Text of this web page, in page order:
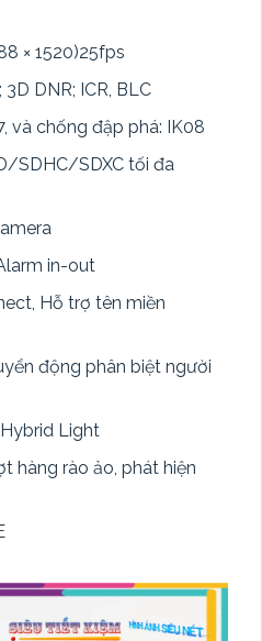
× 1520)25fps
DNR; ICR, BLC
và chống đập phá: IK08
SDHC/SDXC tối đa
in-out
Hỗ trợ tên miền
động phân biệt người
Light
hàng rào ảo, phát hiện